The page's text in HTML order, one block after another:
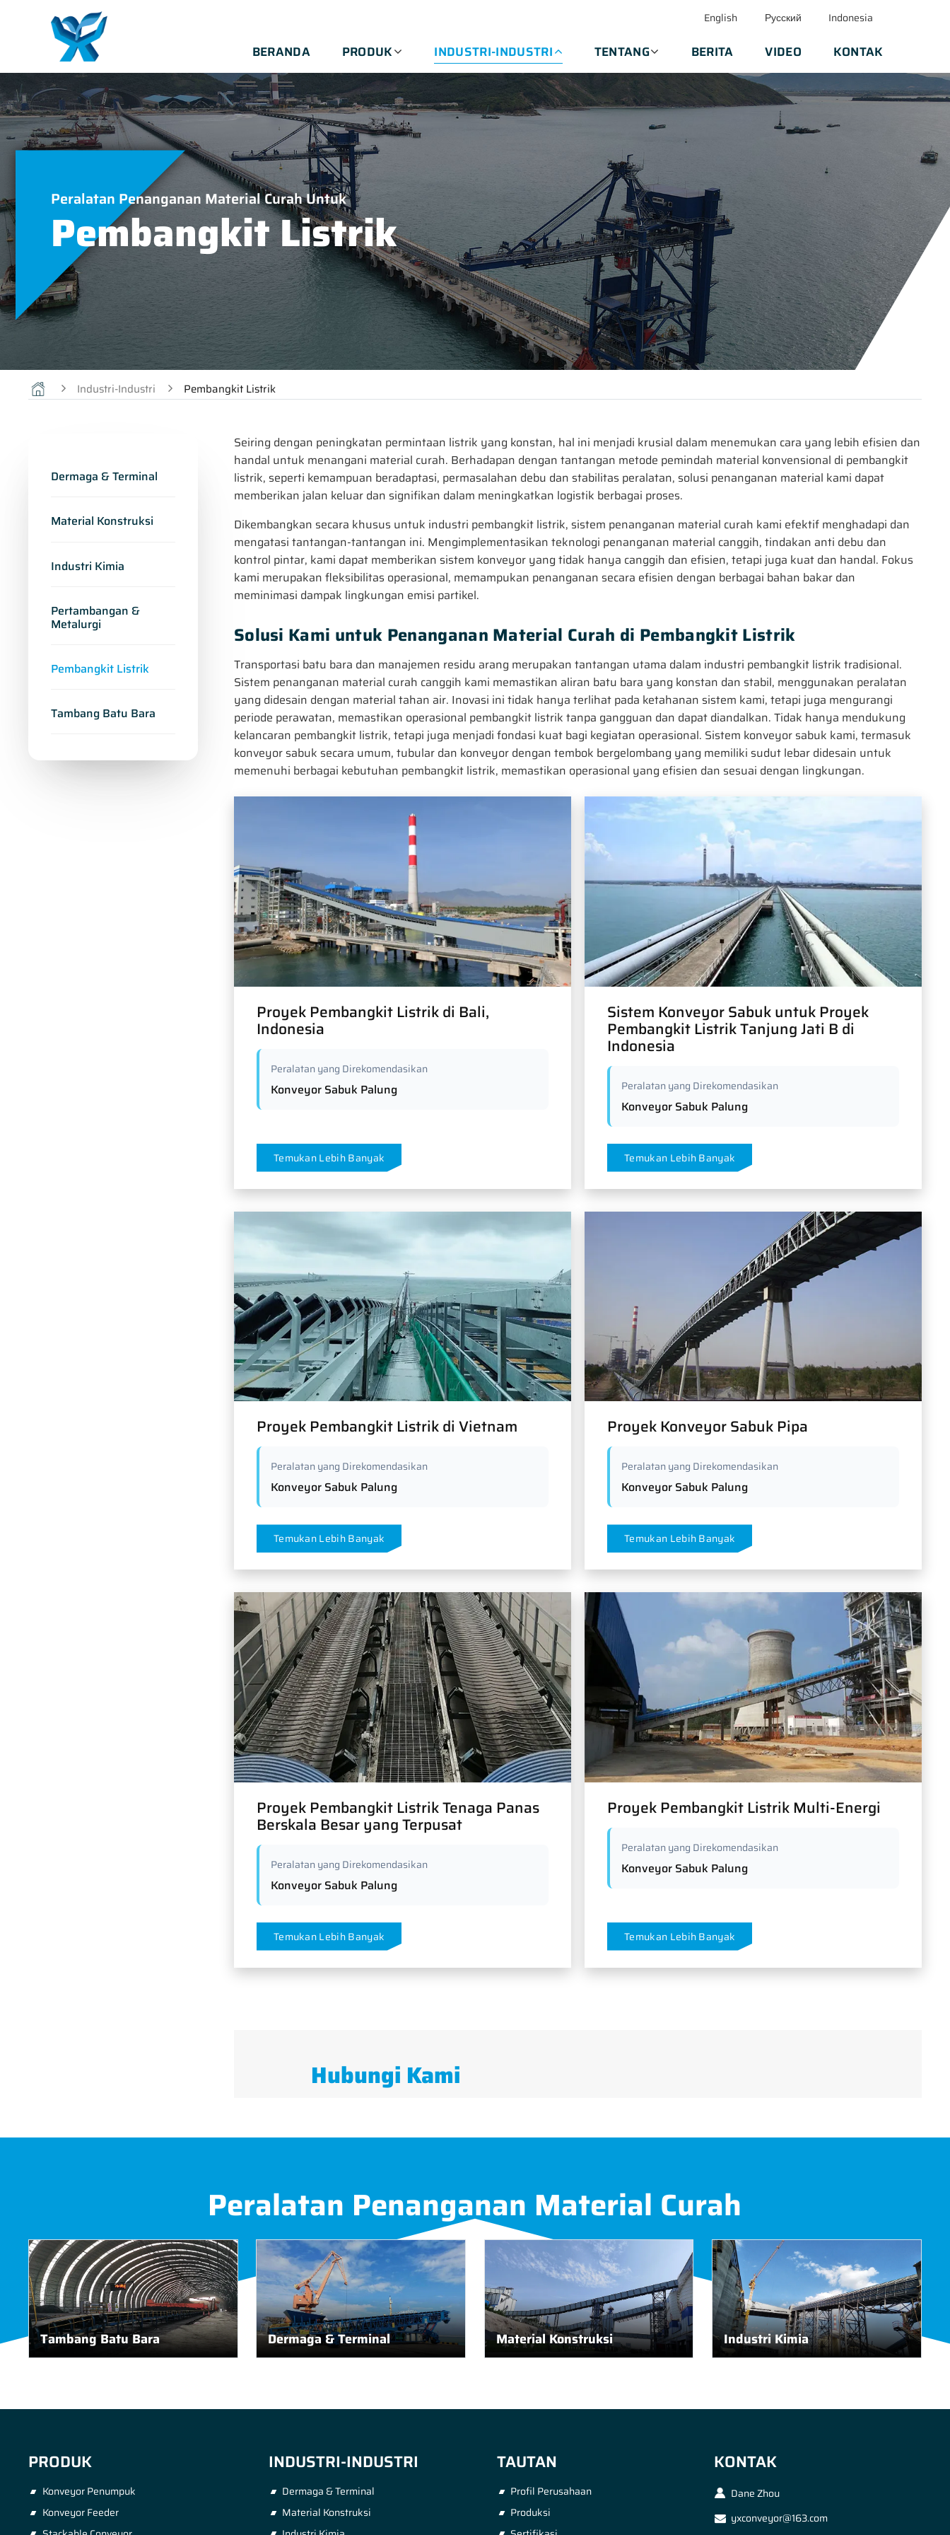
English Русский Indonesia
BERANDA PRODUK INDUSTRI-INDUSTRI TENTANG BERITA VIDEO KONTAK
Peralatan Penanganan Material Curah Untuk
Pembangkit Listrik
Industri-Industri Pembangkit Listrik
Seiring dengan peningkatan permintaan listrik yang konstan, hal ini menjadi krusial dalam menemukan cara yang lebih efisien dan
handal untuk menangani material curah. Berhadapan dengan tantangan metode pemindah material konvensional di pembangkit
listrik, seperti kemampuan beradaptasi, permasalahan debu dan stabilitas peralatan, solusi penanganan material kami dapat
memberikan jalan keluar dan signifikan dalam meningkatkan logistik berbagai proses.
Dikembangkan secara khusus untuk industri pembangkit listrik, sistem penanganan material curah kami efektif menghadapi dan
mengatasi tantangan-tantangan ini. Mengimplementasikan teknologi penanganan material canggih, tindakan anti debu dan
kontrol pintar, kami dapat memberikan sistem konveyor yang tidak hanya canggih dan efisien, tetapi juga kuat dan handal. Fokus
kami merupakan fleksibilitas operasional, memampukan penanganan secara efisien dengan berbagai bahan bakar dan
meminimasi dampak lingkungan emisi partikel.
Solusi Kami untuk Penanganan Material Curah di Pembangkit Listrik
Transportasi batu bara dan manajemen residu arang merupakan tantangan utama dalam industri pembangkit listrik tradisional.
Sistem penanganan material curah canggih kami memastikan aliran batu bara yang konstan dan stabil, menggunakan peralatan
yang didesain dengan material tahan air. Inovasi ini tidak hanya terlihat pada ketahanan sistem kami, tetapi juga mengurangi
periode perawatan, memastikan operasional pembangkit listrik tanpa gangguan dan dapat diandalkan. Tidak hanya mendukung
kelancaran pembangkit listrik, tetapi juga menjadi fondasi kuat bagi kegiatan operasional. Sistem konveyor sabuk kami, termasuk
konveyor sabuk secara umum, tubular dan konveyor dengan tembok bergelombang yang memiliki sudut lebar didesain untuk
memenuhi berbagai kebutuhan pembangkit listrik, memastikan operasional yang efisien dan sesuai dengan lingkungan.
Proyek Pembangkit Listrik di Bali,
Indonesia
Peralatan yang Direkomendasikan
Konveyor Sabuk Palung
Temukan Lebih Banyak
Sistem Konveyor Sabuk untuk Proyek
Pembangkit Listrik Tanjung Jati B di
Indonesia
Peralatan yang Direkomendasikan
Konveyor Sabuk Palung
Temukan Lebih Banyak
Proyek Pembangkit Listrik di Vietnam
Peralatan yang Direkomendasikan
Konveyor Sabuk Palung
Temukan Lebih Banyak
Proyek Konveyor Sabuk Pipa
Peralatan yang Direkomendasikan
Konveyor Sabuk Palung
Temukan Lebih Banyak
Proyek Pembangkit Listrik Tenaga Panas
Berskala Besar yang Terpusat
Peralatan yang Direkomendasikan
Konveyor Sabuk Palung
Temukan Lebih Banyak
Proyek Pembangkit Listrik Multi-Energi
Peralatan yang Direkomendasikan
Konveyor Sabuk Palung
Temukan Lebih Banyak
Hubungi Kami
Dermaga & Terminal
Material Konstruksi
Industri Kimia
Pertambangan &
Metalurgi
Pembangkit Listrik
Tambang Batu Bara
Peralatan Penanganan Material Curah
Tambang Batu Bara Dermaga & Terminal Material Konstruksi Industri Kimia
PRODUK
Konveyor Penumpuk
Konveyor Feeder
INDUSTRI-INDUSTRI
Dermaga & Terminal
Material Konstruksi
TAUTAN
Profil Perusahaan
Produksi
KONTAK
Dane Zhou
yxconveyor@163.com